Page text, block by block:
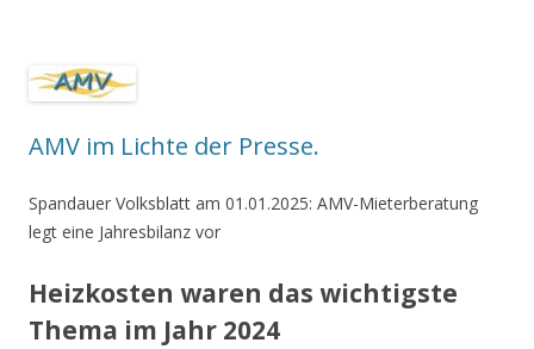
AMV im Lichte der Presse.
Spandauer Volksblatt am 01.01.2025: AMV-Mieterberatung
legt eine Jahresbilanz vor
Heizkosten waren das wichtigste
Thema im Jahr 2024